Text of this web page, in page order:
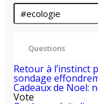
Questions
Retour à l’instinct
sondage
Cadeaux de Noel:
Vote